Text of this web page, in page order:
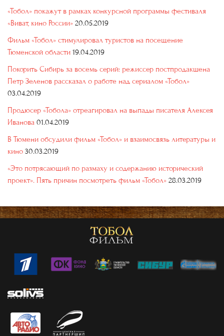
«Тобол» покажут в рамках конкурсной программы фестиваля
«Виват, кино России» 20.05.2019
Фильм «Тобол» стимулировал туристов на посещение
Тюменской области 19.04.2019
Покорить Сибирь за восемь серий: режиссер постпродакшена
Петр Зеленов рассказал о работе над сериалом «Тобол»
03.04.2019
Продюсер «Тобола» отреагировал на выпады писателя Алексея
Иванова 01.04.2019
В Тюмени обсудили фильм «Тобол» и взаимосвязь литературы и
кино 30.03.2019
«Это потрясающий по размаху и содержанию исторический
проект». Пять причин посмотреть фильм «Тобол» 28.03.2019